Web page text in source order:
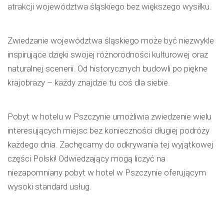
atrakcji województwa śląskiego bez większego wysiłku.
Zwiedzanie województwa śląskiego może być niezwykle
inspirujące dzięki swojej różnorodności kulturowej oraz
naturalnej scenerii. Od historycznych budowli po piękne
krajobrazy – każdy znajdzie tu coś dla siebie.
Pobyt w hotelu w Pszczynie umożliwia zwiedzenie wielu
interesujących miejsc bez konieczności długiej podróży
każdego dnia. Zachęcamy do odkrywania tej wyjątkowej
części Polski! Odwiedzający mogą liczyć na
niezapomniany pobyt w hotel w Pszczynie oferującym
wysoki standard usług.